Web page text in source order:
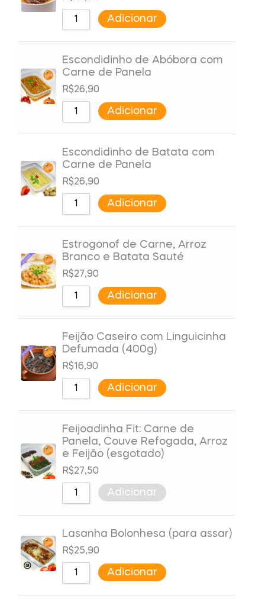
Adicionar
Escondidinho de Abóbora com
Carne de Panela
R$26,90
Adicionar
Escondidinho de Batata com
Carne de Panela
R$26,90
Adicionar
Estrogonof de Carne, Arroz
Branco e Batata Sauté
R$27,90
Adicionar
Feijão Caseiro com Linguicinha
Defumada (400g)
R$16,90
Adicionar
Feijoadinha Fit: Carne de
Panela, Couve Refogada, Arroz
e Feijão (esgotado)
R$27,50
Adicionar
Lasanha Bolonhesa (para assar)
R$25,90
Adicionar